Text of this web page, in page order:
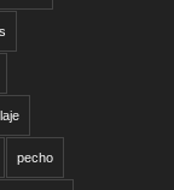
pecho